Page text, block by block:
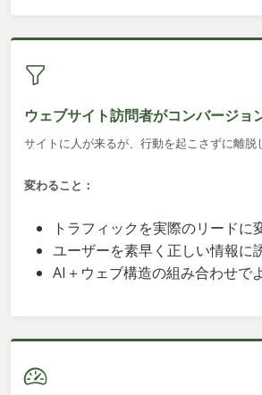
ウェブサイト訪問者がコンバージョ
サイトに人が来るが、行動を起こさずに離脱
変わること：
トラフィックを実際のリードに
ユーザーを素早く正しい情報に
AI＋ウェブ構造の組み合わせで